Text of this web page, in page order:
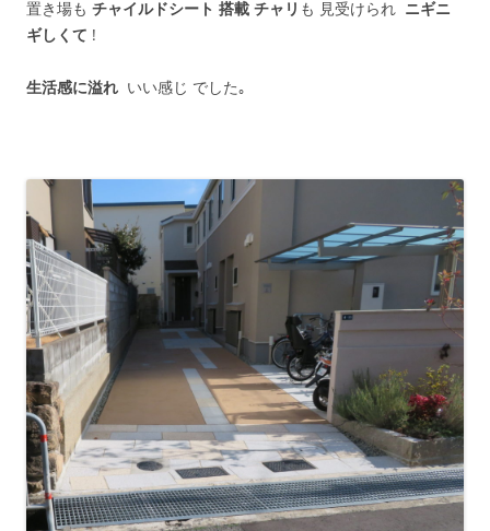
置き場も チャイルドシート 搭載 チャリ も 見受けられ ニギニ
ギしくて !
生活感に溢れ いい感じ でした｡